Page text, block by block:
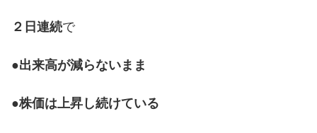
２日連続で
●出来高が減らないまま
●株価は上昇し続けている